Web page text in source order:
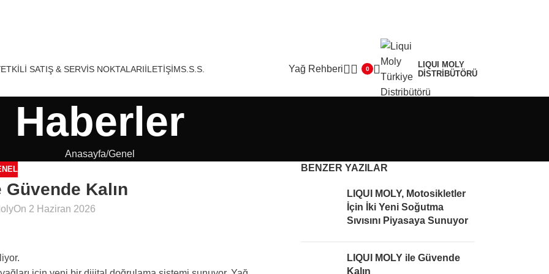
SATIŞ & SERVIS NOKTALARIİLETIŞIMS.S.S. Yağ Rehberi 0
LIQUI MOLY
DİSTRİBÜTÖRÜ
Haberler
Anasayfa Genel
Güvende Kalın
On 2 Haziran 2026
BENZER YAZILAR
LIQUI MOLY, Motosikletler
İçin İki Yeni Soğutma
Sıvısını Piyasaya Sunuyor
LIQUI MOLY ile Güvende
Kalın